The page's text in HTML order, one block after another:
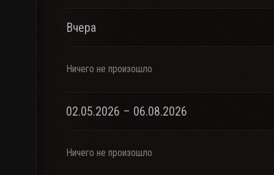
Вчера
Ничего не произошло
02.05.2026 – 06.08.2026
Ничего не произошло